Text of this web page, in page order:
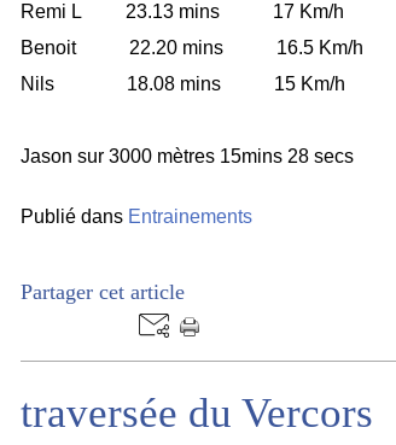
Remi L 23.13 mins 17 Km/h
Benoit 22.20 mins 16.5 Km/h
Nils 18.08 mins 15 Km/h
Jason sur 3000 mètres 15mins 28 secs
Publié dans Entrainements
Partager cet article
traversée du Vercors